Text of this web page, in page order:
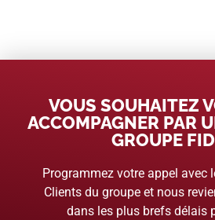
VOUS SOUHAITEZ
ACCOMPAGNER PAR
GROUPE
Programmez votre appel avec
Clients du groupe et nous
dans les plus brefs délais